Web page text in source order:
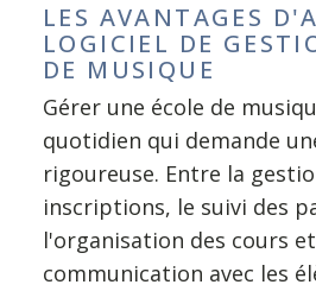
LES AVANTAGES
LOGICIEL DE
DE MUSIQUE
Gérer une école de
quotidien qui demande
rigoureuse. Entre la
inscriptions, le suivi des
l'organisation des cours
communication avec les